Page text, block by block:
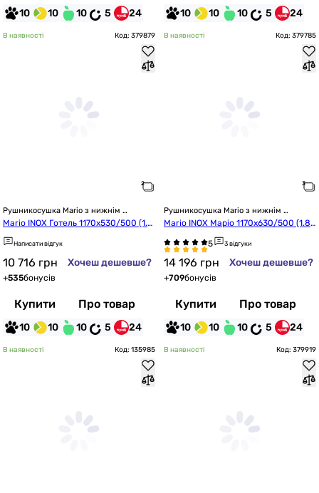
10 10 10 5 24 10 10 10 5 24
В наявності Код: 379879
Рушникосушка Mario з нижнім
підключенням
Mario INOX Готель 1170x530/500 (1.8.
044543.P)
Написати відгук
10 716 грн Хочеш дешевше?
+535бонусів
Купити Про товар
10 10 10 5 24
В наявності Код: 379785
Рушникосушка Mario з нижнім
підключенням
Mario INOX Маріо 1170x630/500 (1.8.
3 відгуки
14 196 грн Хочеш дешевше?
+709бонусів
Купити Про товар
10 10 10 5 24
В наявності Код: 135985 В наявності Код: 379919